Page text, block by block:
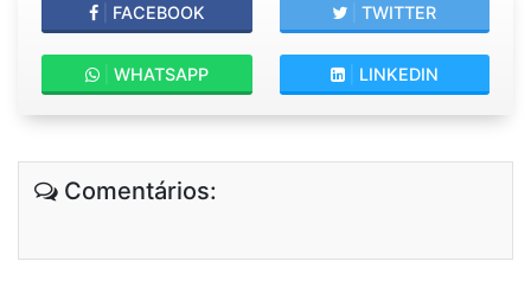
FACEBOOK TWITTER
WHATSAPP LINKEDIN
Comentários: